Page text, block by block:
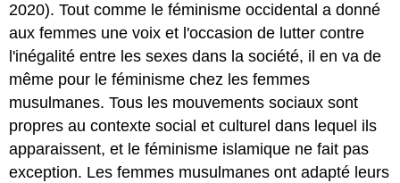
2020). Tout comme le féminisme occidental a donné
aux femmes une voix et l'occasion de lutter contre
l'inégalité entre les sexes dans la société, il en va de
même pour le féminisme chez les femmes
musulmanes. Tous les mouvements sociaux sont
propres au contexte social et culturel dans lequel ils
apparaissent, et le féminisme islamique ne fait pas
exception. Les femmes musulmanes ont adapté leurs